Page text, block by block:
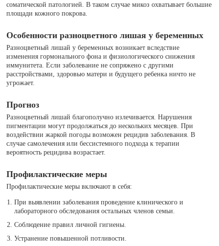
соматической патологией. В таком случае микоз охватывает большие
площади кожного покрова.
Особенности разноцветного лишая у беременных
Разноцветный лишай у беременных возникает вследствие
изменения гормонального фона и физиологического снижения
иммунитета. Если заболевание не сопряжено с другими
расстройствами, здоровью матери и будущего ребенка ничто не
угрожает.
Прогноз
Разноцветный лишай благополучно излечивается. Нарушения
пигментации могут продолжаться до нескольких месяцев. При
воздействии жаркой погоды возможен рецидив заболевания. В
случае самолечения или бессистемного подхода к терапии
вероятность рецидива возрастает.
Профилактические меры
Профилактические меры включают в себя:
При выявлении заболевания проведение клинического и
лабораторного обследования остальных членов семьи.
Соблюдение правил личной гигиены.
Устранение повышенной потливости.